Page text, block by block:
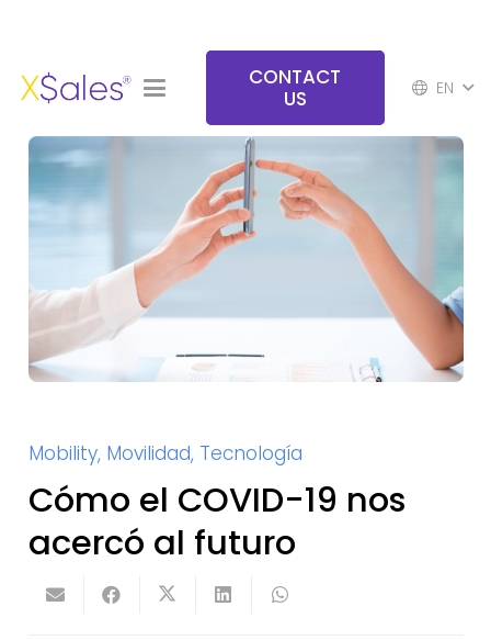
CONTACT
US
EN
Mobility, Movilidad, Tecnología
Cómo el COVID-19 nos
acercó al futuro